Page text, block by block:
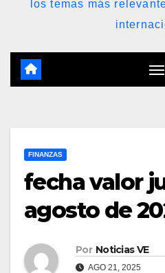
los temas más
FINANZAS
fecha valor
agosto de
Por Noticias VE
AGO 21, 2025